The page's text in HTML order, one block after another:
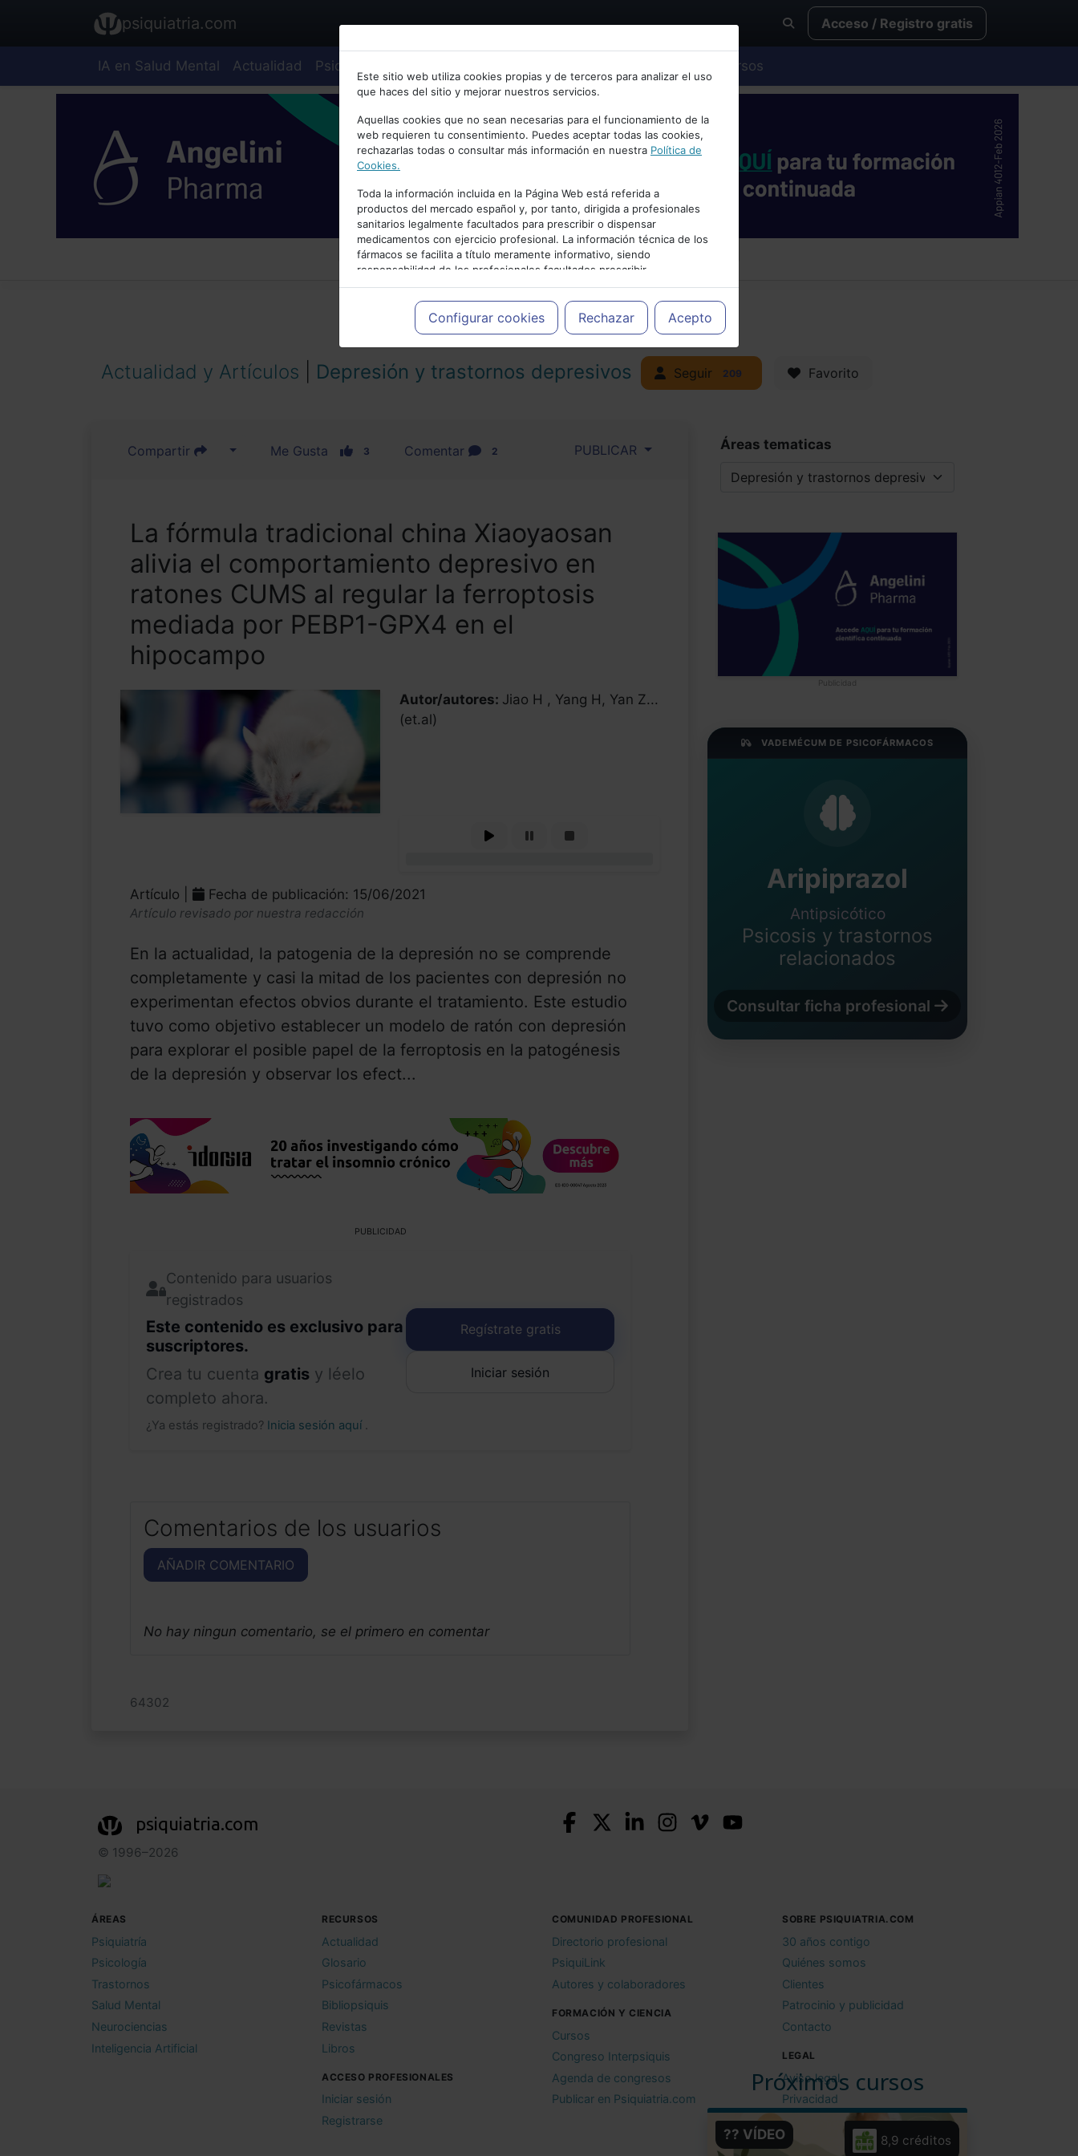
Bienvenid@ a psiquiatria.com
Escribe tu Email
Accede o regístrate con tu email.
Cancelar
psiquiatria.com Acceso / Registro gratis
IA en Salud Mental Actualidad Psiquiatría Cursos
Este sitio web utiliza cookies propias y de terceros para analizar el uso
que haces del sitio y mejorar nuestros servicios.
Aquellas cookies que no sean necesarias para el funcionamiento de la
web requieren tu consentimiento. Puedes aceptar todas las cookies,
rechazarlas todas o consultar más información en nuestra Política de
Cookies.
Toda la información incluida en la Página Web está referida a
productos del mercado español y, por tanto, dirigida a profesionales
sanitarios legalmente facultados para prescribir o dispensar
medicamentos con ejercicio profesional. La información técnica de los
fármacos se facilita a título meramente informativo, siendo
responsabilidad de los profesionales facultados prescribir
medicamentos y decidir, en cada caso concreto, el tratamiento más
adecuado a las necesidades del paciente.
Configurar cookies Rechazar Acepto
PUBLICIDAD
Actualidad y Artículos Depresión y trastornos depresivos Seguir 209 Favorito
Compartir Me Gusta 3 Comentar 2 PUBLICAR
La fórmula tradicional china Xiaoyaosan
alivia el comportamiento depresivo en
ratones CUMS al regular la ferroptosis
mediada por PEBP1-GPX4 en el
hipocampo
Autor/autores: Jiao H , Yang H, Yan Z...
(et.al)
Artículo | Fecha de publicación: 15/06/2021
Artículo revisado por nuestra redacción
En la actualidad, la patogenia de la depresión no se comprende
completamente y casi la mitad de los pacientes con depresión no
experimentan efectos obvios durante el tratamiento. Este estudio
tuvo como objetivo establecer un modelo de ratón con depresión
para explorar el posible papel de la ferroptosis en la patogénesis
de la depresión y observar los efect...
PUBLICIDAD
Contenido para usuarios
registrados
Este contenido es exclusivo para
suscriptores.
Crea tu cuenta gratis y léelo
completo ahora.
¿Ya estás registrado? Inicia sesión aquí .
Regístrate gratis
Iniciar sesión
Comentarios de los usuarios
AÑADIR COMENTARIO
No hay ningun comentario, se el primero en comentar
64302
Áreas tematicas
Publicidad
VADEMÉCUM DE PSICOFÁRMACOS
Aripiprazol
Antipsicótico
Psicosis y trastornos
relacionados
Consultar ficha profesional
Próximos cursos
8,9 créditos
?? VÍDEO
psiquiatria.com
© 1996–2026
ÁREAS
Psiquiatría
Psicología
Trastornos
Salud Mental
Neurociencias
Inteligencia Artificial
RECURSOS
Actualidad
Glosario
Psicofármacos
Bibliopsiquis
Revistas
Libros
ACCESO PROFESIONALES
Iniciar sesión
Registrarse
COMUNIDAD PROFESIONAL
Directorio profesional
PsiquiLink
Autores y colaboradores
FORMACIÓN Y CIENCIA
Cursos
Congreso Interpsiquis
Agenda de congresos
Publicar en Psiquiatria.com
SOBRE PSIQUIATRIA.COM
30 años contigo
Quiénes somos
Clientes
Patrocinio y publicidad
Contacto
LEGAL
Aviso legal
Privacidad
Cookies
Condiciones de uso